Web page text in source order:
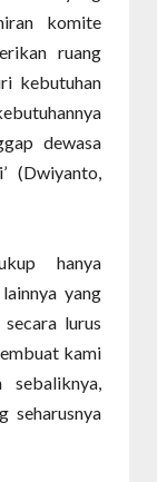
komite
ruang
kebutuhan
dewasa
(Dwiyanto,
hanya
yang
lurus
kami
seharusnya